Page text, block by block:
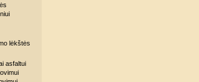
lėkštės
asfaltui